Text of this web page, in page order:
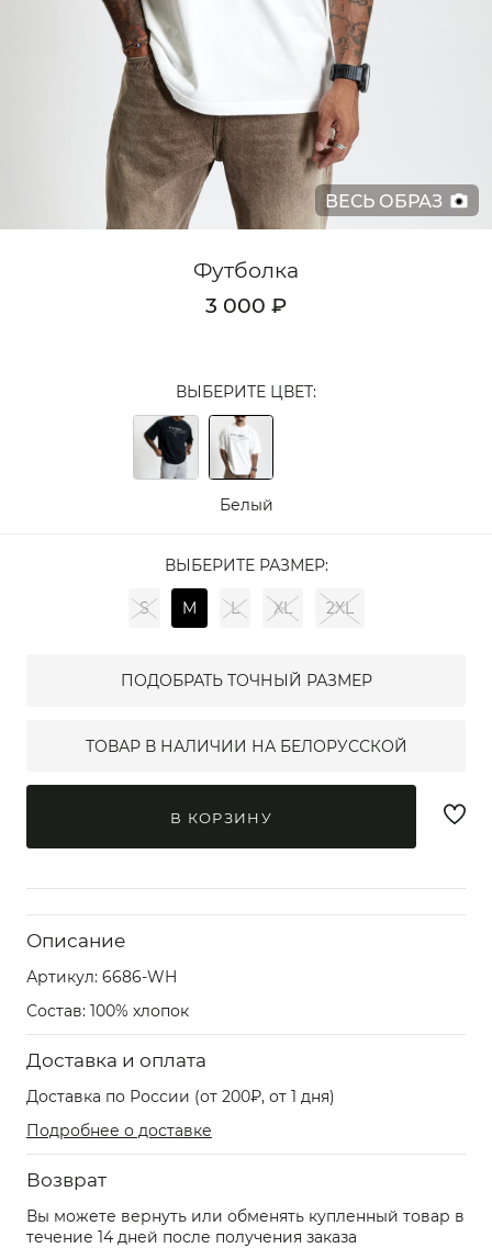
ВЕСЬ ОБРАЗ
Футболка
3 000 ₽
ВЫБЕРИТЕ ЦВЕТ:
Белый
ВЫБЕРИТЕ РАЗМЕР:
S M L XL 2XL
ПОДОБРАТЬ ТОЧНЫЙ РАЗМЕР
ТОВАР В НАЛИЧИИ НА БЕЛОРУССКОЙ
В КОРЗИНУ
Описание
Артикул: 6686-WH
Состав: 100% хлопок
Доставка и оплата
Доставка по России (от 200₽, от 1 дня)
Подробнее о доставке
Возврат
Вы можете вернуть или обменять купленный товар в
течение 14 дней после получения заказа
Кардиганы
Комплекты
Лонгсливы
Рубашки
Аксессуары